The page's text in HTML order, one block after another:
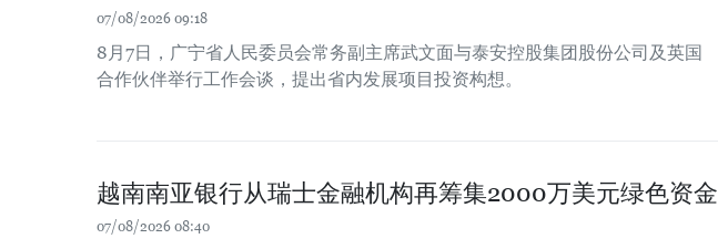
07/08/2026 09:18
8月7日，广宁省人民委员会常务副主席武文面与泰安控股集团股份公司及英国
合作伙伴举行工作会谈，提出省内发展项目投资构想。
越南南亚银行从瑞士金融机构再筹集2000万美元绿色资金
07/08/2026 08:40